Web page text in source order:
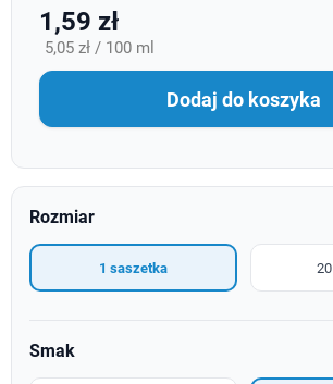
1,59 zł
5,05 zł / 100 ml
Dodaj do koszyka
Rozmiar
1 saszetka
Smak